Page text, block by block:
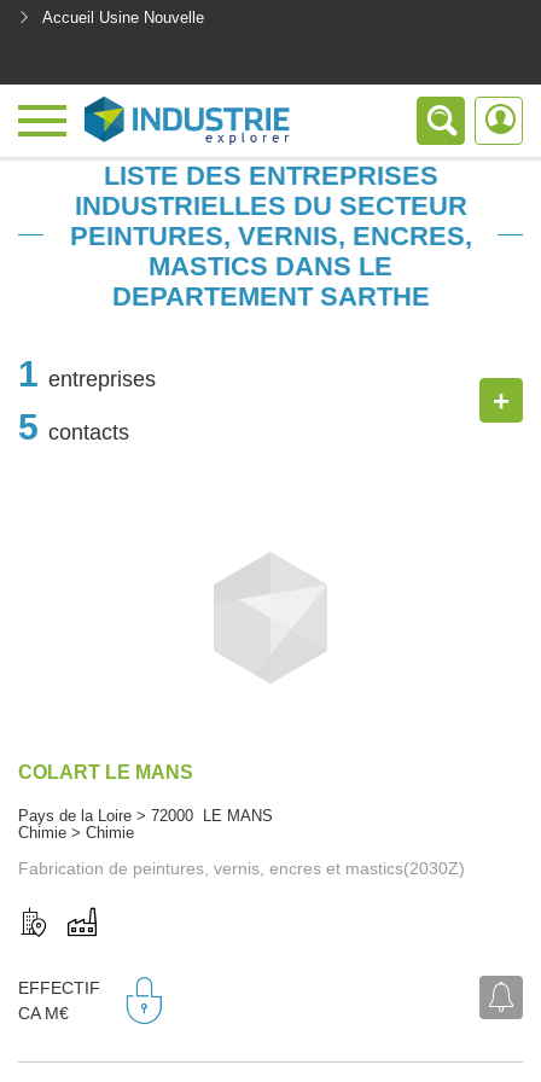
Accueil Usine Nouvelle
LISTE DES ENTREPRISES
INDUSTRIELLES DU SECTEUR
PEINTURES, VERNIS, ENCRES,
MASTICS DANS LE
DEPARTEMENT SARTHE
1 entreprises
5 contacts
+
COLART LE MANS
Pays de la Loire > 72000 LE MANS
Chimie > Chimie
Fabrication de peintures, vernis, encres et mastics(2030Z)
EFFECTIF
CA M€